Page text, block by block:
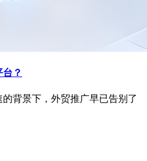
？
背景下，外贸推广早已告别了